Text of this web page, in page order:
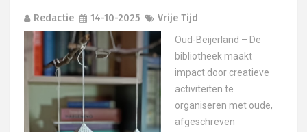
Redactie 14-10-2025 Vrije Tijd
Oud-Beijerland – De
bibliotheek maakt
impact door creatieve
activiteiten te
organiseren met oude,
afgeschreven